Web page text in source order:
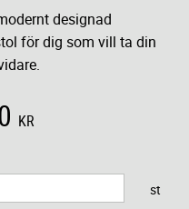
designad
för dig som vill ta din
KR
st